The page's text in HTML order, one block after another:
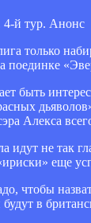
только
поединке
быть
Алекса
идут не так
еще
чтобы
в